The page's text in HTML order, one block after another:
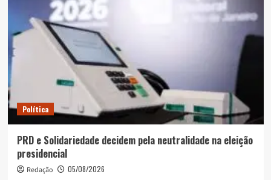
Política
PRD e Solidariedade decidem pela neutralidade na eleição
presidencial
Redação 05/08/2026